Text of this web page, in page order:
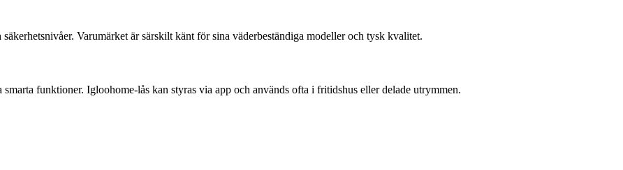
Varumärket är särskilt känt för sina väderbeständiga modeller och tysk kvalitet.
funktioner. Igloohome-lås kan styras via app och används ofta i fritidshus eller delade utrymmen.